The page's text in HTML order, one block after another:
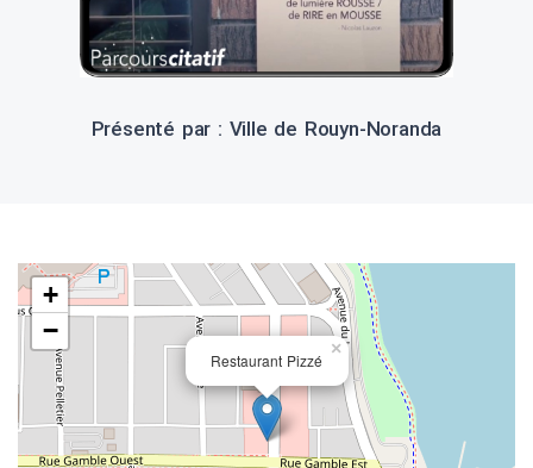
Présenté par : Ville de Rouyn-Noranda
Restaurant Pizzé
×
+
−